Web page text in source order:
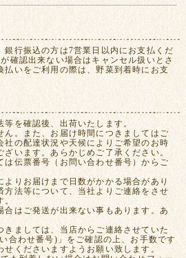
銀行振込の方は7営業日以内にお支払くだ
確認出来ない場合はキャンセル扱いとさ
払いをご利用の際は、野菜到着時にお支
を確認後、出荷いたします。
ん。また、お届け時間につきましてはご
社の配達状況や天候によりご希望のお時
います。あらかじめご了承ください。
は伝票番号（お問い合わせ番号）からご
よりお届けまで日数がかかる場合があり
方法等について、当社よりご連絡をさせ
合はご発送が出来ない事もあります。あ
きましては、当店からご連絡させていた
合わせ番号)」をご確認の上、お手数です
くださいますようお願い致します。